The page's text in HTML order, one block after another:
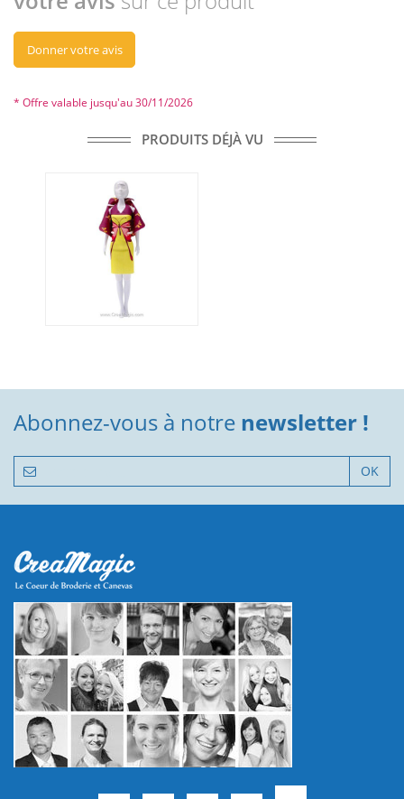
Donner votre avis
* Offre valable jusqu'au 30/11/2026
PRODUITS DÉJÀ VU
Abonnez-vous à notre newsletter !
OK